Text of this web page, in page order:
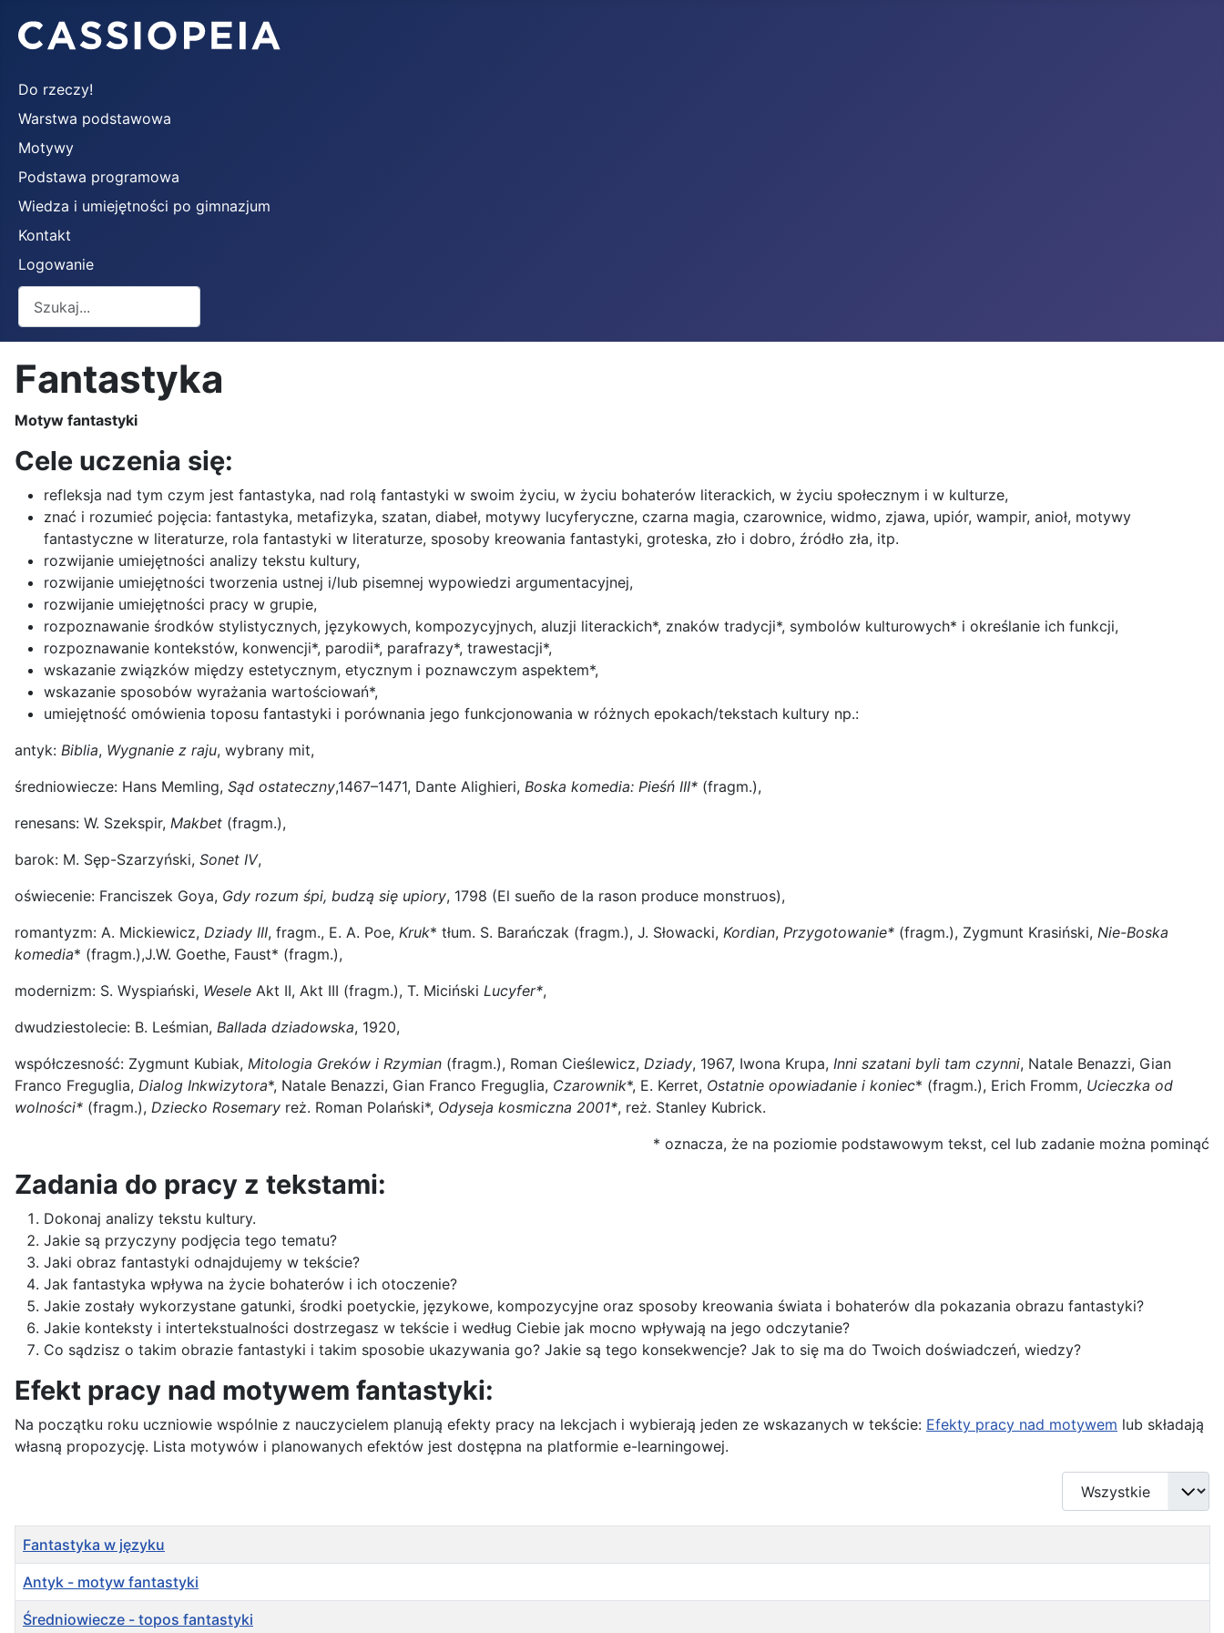
Do rzeczy!
Warstwa podstawowa
Motywy
Podstawa programowa
Wiedza i umiejętności po gimnazjum
Kontakt
Logowanie
Fantastyka
Motyw fantastyki
Cele uczenia się:
refleksja nad tym czym jest fantastyka, nad rolą fantastyki w swoim życiu, w życiu bohaterów literackich, w życiu społecznym i w kulturze,
znać i rozumieć pojęcia: fantastyka, metafizyka, szatan, diabeł, motywy lucyferyczne, czarna magia, czarownice, widmo, zjawa, upiór, wampir, anioł, motywy
fantastyczne w literaturze, rola fantastyki w literaturze, sposoby kreowania fantastyki, groteska, zło i dobro, źródło zła, itp.
rozwijanie umiejętności analizy tekstu kultury,
rozwijanie umiejętności tworzenia ustnej i/lub pisemnej wypowiedzi argumentacyjnej,
rozwijanie umiejętności pracy w grupie,
rozpoznawanie środków stylistycznych, językowych, kompozycyjnych, aluzji literackich*, znaków tradycji*, symbolów kulturowych* i określanie ich funkcji,
rozpoznawanie kontekstów, konwencji*, parodii*, parafrazy*, trawestacji*,
wskazanie związków między estetycznym, etycznym i poznawczym aspektem*,
wskazanie sposobów wyrażania wartościowań*,
umiejętność omówienia toposu fantastyki i porównania jego funkcjonowania w różnych epokach/tekstach kultury np.:
antyk: Biblia, Wygnanie z raju, wybrany mit,
średniowiecze: Hans Memling, Sąd ostateczny,1467–1471, Dante Alighieri, Boska komedia: Pieśń III* (fragm.),
renesans: W. Szekspir, Makbet (fragm.),
barok: M. Sęp-Szarzyński, Sonet IV,
oświecenie: Franciszek Goya, Gdy rozum śpi, budzą się upiory, 1798 (El sueño de la rason produce monstruos),
romantyzm: A. Mickiewicz, Dziady III, fragm., E. A. Poe, Kruk* tłum. S. Barańczak (fragm.), J. Słowacki, Kordian, Przygotowanie* (fragm.), Zygmunt Krasiński, Nie-Boska
komedia* (fragm.),J.W. Goethe, Faust* (fragm.),
modernizm: S. Wyspiański, Wesele Akt II, Akt III (fragm.), T. Miciński Lucyfer*,
dwudziestolecie: B. Leśmian, Ballada dziadowska, 1920,
współczesność: Zygmunt Kubiak, Mitologia Greków i Rzymian (fragm.), Roman Cieślewicz, Dziady, 1967, Iwona Krupa, Inni szatani byli tam czynni, Natale Benazzi, Gian
Franco Freguglia, Dialog Inkwizytora*, Natale Benazzi, Gian Franco Freguglia, Czarownik*, E. Kerret, Ostatnie opowiadanie i koniec* (fragm.), Erich Fromm, Ucieczka od
wolności* (fragm.), Dziecko Rosemary reż. Roman Polański*, Odyseja kosmiczna 2001*, reż. Stanley Kubrick.
* oznacza, że na poziomie podstawowym tekst, cel lub zadanie można pominąć
Zadania do pracy z tekstami:
Dokonaj analizy tekstu kultury.
Jakie są przyczyny podjęcia tego tematu?
Jaki obraz fantastyki odnajdujemy w tekście?
Jak fantastyka wpływa na życie bohaterów i ich otoczenie?
Jakie zostały wykorzystane gatunki, środki poetyckie, językowe, kompozycyjne oraz sposoby kreowania świata i bohaterów dla pokazania obrazu fantastyki?
Jakie konteksty i intertekstualności dostrzegasz w tekście i według Ciebie jak mocno wpływają na jego odczytanie?
Co sądzisz o takim obrazie fantastyki i takim sposobie ukazywania go? Jakie są tego konsekwencje? Jak to się ma do Twoich doświadczeń, wiedzy?
Efekt pracy nad motywem fantastyki:
Na początku roku uczniowie wspólnie z nauczycielem planują efekty pracy na lekcjach i wybierają jeden ze wskazanych w tekście: Efekty pracy nad motywem lub składają
własną propozycję. Lista motywów i planowanych efektów jest dostępna na platformie e-learningowej.
Pokaż #
Tytuł
Fantastyka w języku
Antyk - motyw fantastyki
Średniowiecze - topos fantastyki